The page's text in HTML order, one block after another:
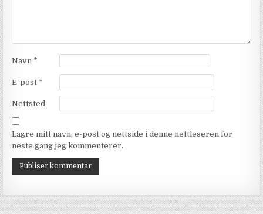
Navn *
E-post *
Nettsted
Lagre mitt navn, e-post og nettside i denne nettleseren for
neste gang jeg kommenterer.